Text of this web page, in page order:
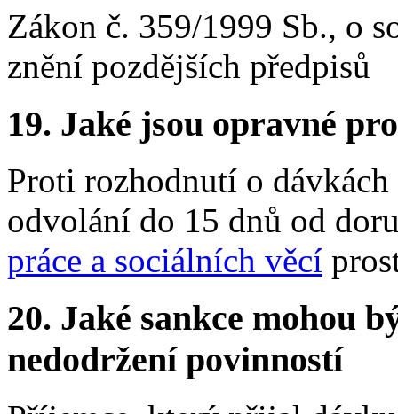
Zákon č. 359/1999 Sb., o
znění pozdějších předpisů
19. Jaké jsou opravné
Proti rozhodnutí o dávkách
odvolání do 15 dnů od
práce a sociálních věcí
20. Jaké sankce mohou
nedodržení povinností